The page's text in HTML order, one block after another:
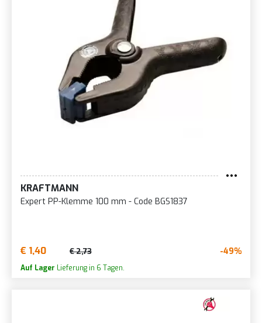
KRAFTMANN
Expert PP-Klemme 100 mm - Code BGS1837
€ 1,40 € 2,73 -49%
Auf Lager Lieferung in 6 Tagen.